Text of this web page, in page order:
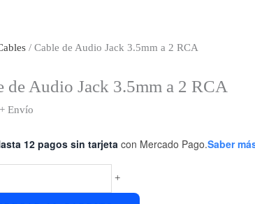
/ Cable de Audio Jack 3.5mm a 2 RCA
de Audio Jack 3.5mm a 2 RCA
+ Envío
12 pagos sin tarjetacon Mercado Pago.Saber
+